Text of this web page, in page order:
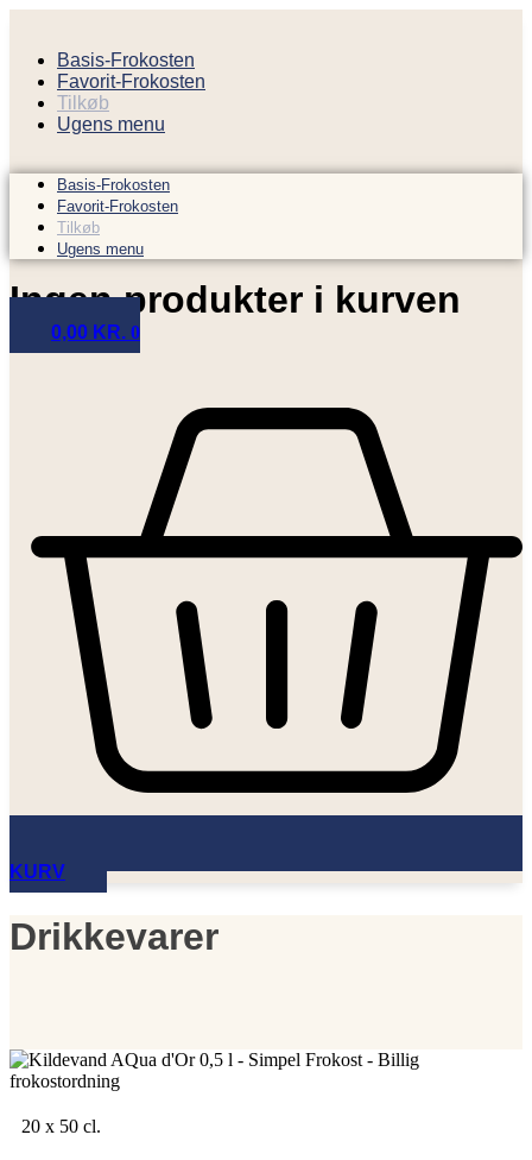
indholdBasis-Frokosten
Favorit-Frokosten
Tilkøb
Ugens menu
Basis-Frokosten
Favorit-Frokosten
Tilkøb
Ugens menu
Ingen produkter i kurven
0,00 KR. 0
KURV
Drikkevarer
20 x 50 cl.